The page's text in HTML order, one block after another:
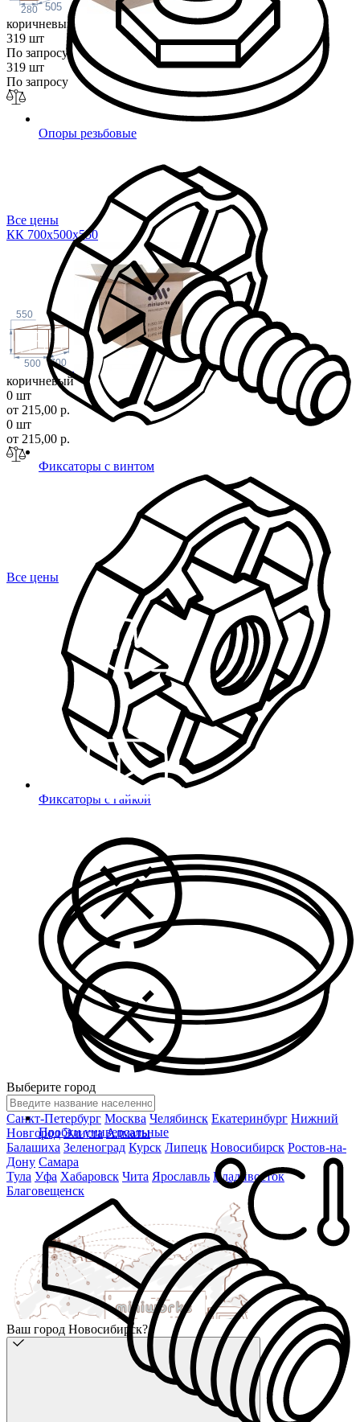
Опоры резьбовые
Фиксаторы с винтом
Фиксаторы с гайкой
Пробки универсальные
280 505
коричневый
319 шт
По запросу
319 шт
По запросу
Все цены
КК 700х500х550
550
500 700
коричневый
0 шт
от 215,00 р.
0 шт
от 215,00 р.
Все цены
Выберите город
Санкт-Петербург Москва Челябинск Екатеринбург Нижний
Новгород Элиста Алматы
Балашиха Зеленоград Курск Липецк Новосибирск Ростов-на-
Дону Самара
Тула Уфа Хабаровск Чита Ярославль Владивосток
Благовещенск
Ваш город Новосибирск?